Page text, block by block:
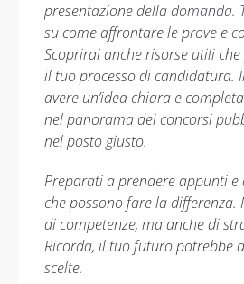
presentazione della domanda.
su come affrontare le prove e
Scoprirai anche risorse utili
il tuo processo di candidatura.
avere un’idea chiara e
nel panorama dei concorsi
nel posto giusto.
Preparati a prendere appunti e
che possono fare la differenza.
di competenze, ma anche di
Ricorda, il tuo futuro potrebbe
scelte.